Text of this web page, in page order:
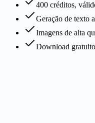
400 créditos,
Geração de texto
Imagens de alta
Download